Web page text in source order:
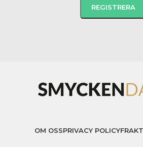
OM OSSPRIVACY POLICYFRAKT